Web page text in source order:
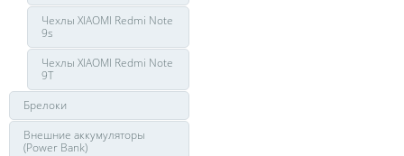
Чехлы XIAOMI Redmi Note
9s
Чехлы XIAOMI Redmi Note
9T
Брелоки
Внешние аккумуляторы
(Power Bank)